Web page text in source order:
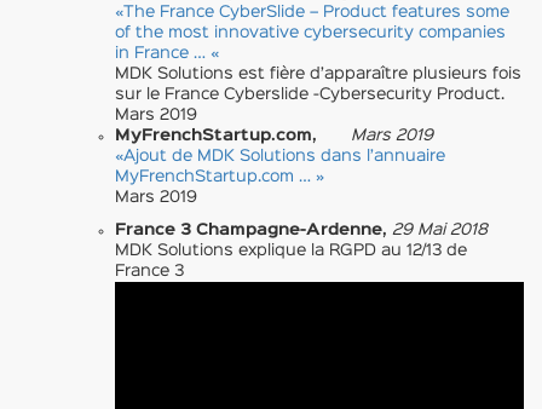
«The France CyberSlide – Product features some
of the most innovative cybersecurity companies
in France … «
MDK Solutions est fière d’apparaître plusieurs fois
sur le France Cyberslide -Cybersecurity Product.
Mars 2019
MyFrenchStartup.com, Mars 2019
«Ajout de MDK Solutions dans l’annuaire
MyFrenchStartup.com … »
Mars 2019
France 3 Champagne-Ardenne, 29 Mai 2018
MDK Solutions explique la RGPD au 12/13 de
France 3